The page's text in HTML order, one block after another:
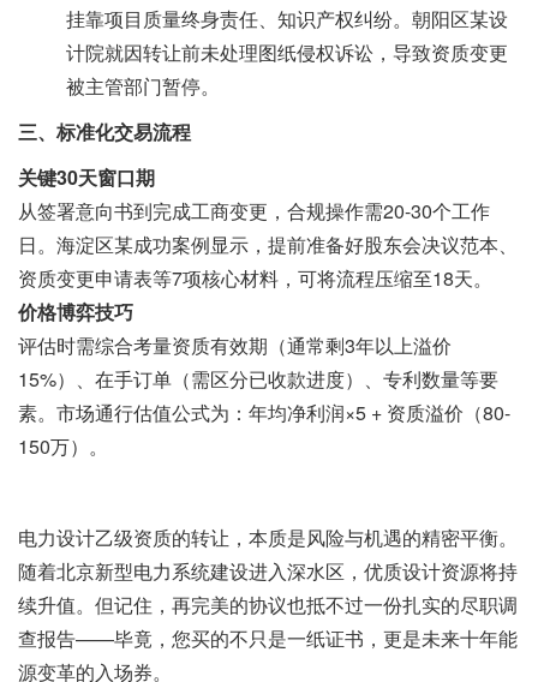
挂靠项目质量终身责任、知识产权纠纷。朝阳区某设
计院就因转让前未处理图纸侵权诉讼，导致资质变更
被主管部门暂停。
三、标准化交易流程
关键30天窗口期
从签署意向书到完成工商变更，合规操作需20-30个工作
日。海淀区某成功案例显示，提前准备好股东会决议范本、
资质变更申请表等7项核心材料，可将流程压缩至18天。
价格博弈技巧
评估时需综合考量资质有效期（通常剩3年以上溢价
15%）、在手订单（需区分已收款进度）、专利数量等要
素。市场通行估值公式为：年均净利润×5 + 资质溢价（80-
150万）。
电力设计乙级资质的转让，本质是风险与机遇的精密平衡。
随着北京新型电力系统建设进入深水区，优质设计资源将持
续升值。但记住，再完美的协议也抵不过一份扎实的尽职调
查报告——毕竟，您买的不只是一纸证书，更是未来十年能
源变革的入场券。